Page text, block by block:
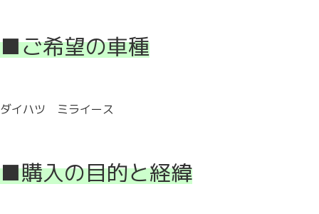
■ご希望の車種
ダイハツ ミライース
■購入の目的と経緯